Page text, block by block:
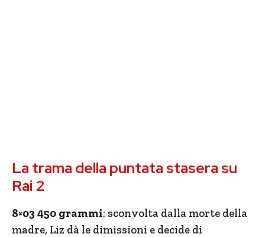
La trama della puntata stasera su
Rai 2
8×03 450 grammi: sconvolta dalla morte della
madre, Liz dà le dimissioni e decide di